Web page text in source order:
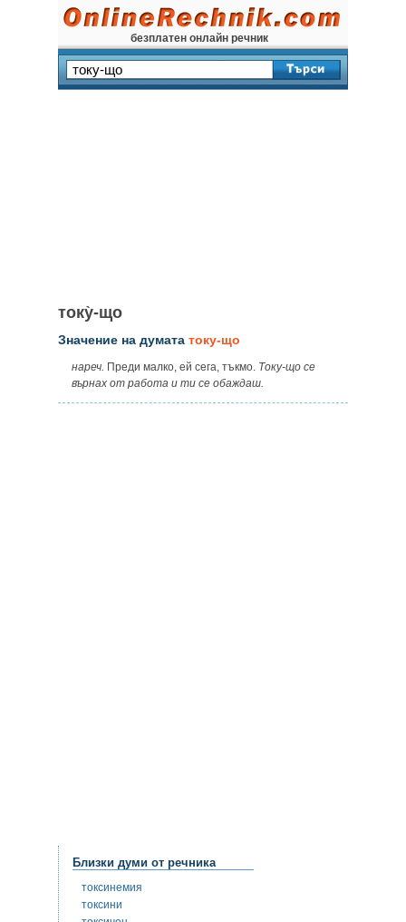
безплатен онлайн речник
току̀-що
Значение на думата току-що
нареч. Преди малко, ей сега, тъкмо. Току-що се
върнах от работа и ти се обаждаш.
Близки думи от речника
токсинемия
токсини